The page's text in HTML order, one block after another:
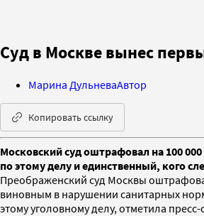
Суд в Москве вынес
Марина ДульневаАвтор
Копировать ссылку
Московский суд оштрафовал на 100
по этому делу и единственный, кого
Преображенский суд Москвы
виновным в нарушении санитарных
этому уголовному делу, отметила пресс-